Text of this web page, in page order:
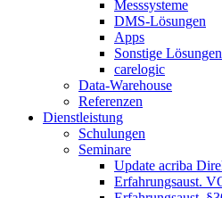
Messsysteme
DMS-Lösungen
Apps
Sonstige Lösungen
carelogic
Data-Warehouse
Referenzen
Dienstleistung
Schulungen
Seminare
Update acriba
Erfahrungsaust.